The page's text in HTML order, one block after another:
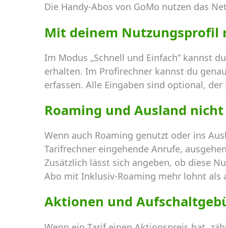
Die Handy-Abos von GoMo nutzen das
Mit deinem Nutzungsprofil
Im Modus „Schnell und Einfach“ kannst
erhalten. Im Profirechner kannst du
erfassen. Alle Eingaben sind optional,
Roaming und Ausland
Wenn auch Roaming genutzt oder ins
Tarifrechner eingehende Anrufe,
Zusätzlich lässt sich angeben, ob diese
Abo mit Inklusiv-Roaming mehr lohnt als
Aktionen und